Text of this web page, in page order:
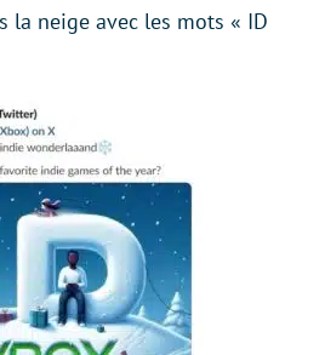
la neige avec les mots « ID